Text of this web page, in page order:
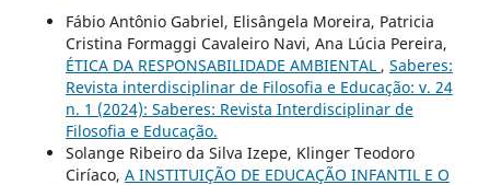
Fábio Antônio Gabriel, Elisângela Moreira, Patricia
Cristina Formaggi Cavaleiro Navi, Ana Lúcia Pereira,
ÉTICA DA RESPONSABILIDADE AMBIENTAL , Saberes:
Revista interdisciplinar de Filosofia e Educação: v. 24
n. 1 (2024): Saberes: Revista Interdisciplinar de
Filosofia e Educação.
Solange Ribeiro da Silva Izepe, Klinger Teodoro
Ciríaco, A INSTITUIÇÃO DE EDUCAÇÃO INFANTIL E O